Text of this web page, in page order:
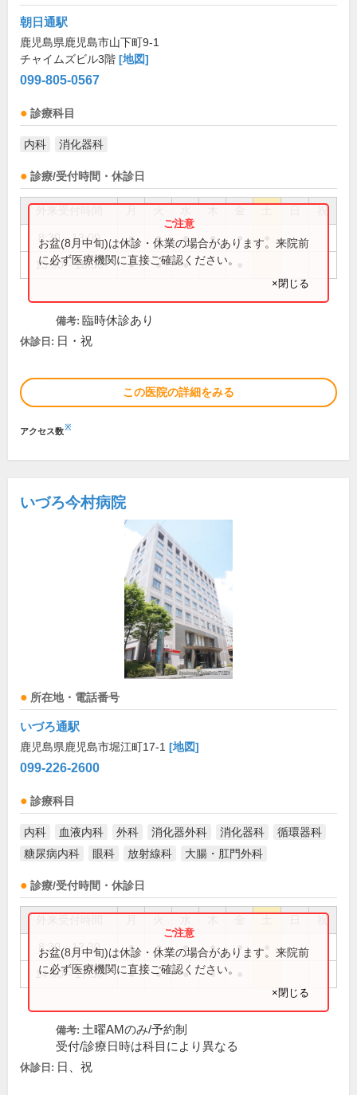
朝日通駅
鹿児島県鹿児島市山下町9-1
チャイムズビル3階 [地図]
099-805-0567
診療科目
内科 消化器科
診療/受付時間・休診日
祝
8:30～13:00 ● ● ● ● ●
15:00～18:00 ● ● ●
お盆(8月中旬)は休診・休業の場合があります。来院前
に必ず医療機関に直接ご確認ください。
×閉じる
備考: 臨時休診あり
休診日: 日・祝
この医院の詳細をみる
アクセス数※
いづろ今村病院
所在地・電話番号
いづろ通駅
鹿児島県鹿児島市堀江町17-1 [地図]
099-226-2600
診療科目
内科 血液内科 外科 消化器外科 消化器科
循環器科
糖尿病内科
眼科 放射線科 大腸・肛門外科
診療/受付時間・休診日
祝
8:30～12:30 ● ● ● ● ●
14:00～17:30 ● ● ● ●
お盆(8月中旬)は休診・休業の場合があります。来院前
に必ず医療機関に直接ご確認ください。
×閉じる
備考: 土曜AMのみ/予約制
受付/診療日時は科目により異なる
休診日: 日、祝